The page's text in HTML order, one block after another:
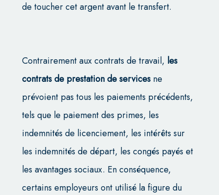
de toucher cet argent avant le transfert.
Contrairement aux contrats de travail, les
contrats de prestation de servicesne
prévoient pas tous les paiements précédents,
tels que le paiement des primes, les
indemnités de licenciement, les intérêts sur
les indemnités de départ, les congés payés et
les avantages sociaux. En conséquence,
certains employeurs ont utilisé la figure du